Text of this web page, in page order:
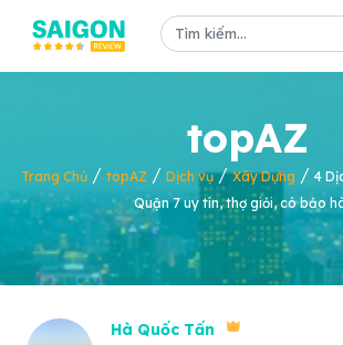
topAZ
Trang Chủ / topAZ / Dịch vụ/Xây Dựng / 4
Quận 7 uy tín, thợ giỏi, có bảo
Hà Quốc Tấn